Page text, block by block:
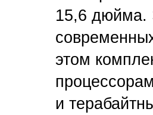
15,6 дюйма.
этом
и